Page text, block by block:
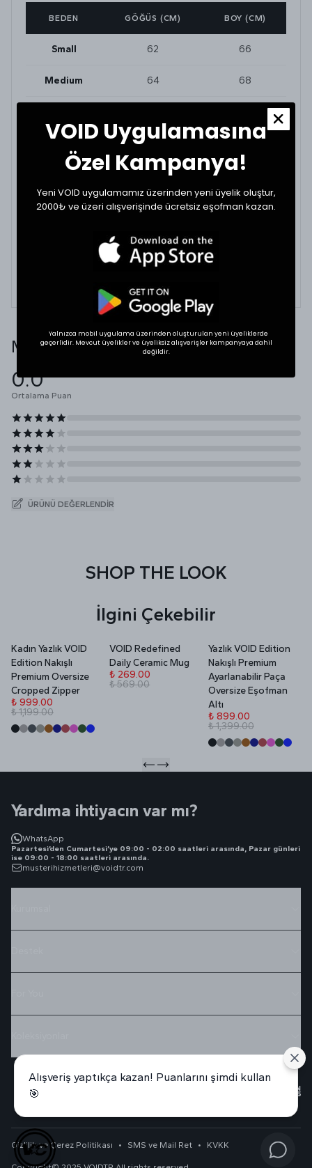
BEDEN GÖĞÜS (CM) BOY (CM)
Small 62 66
Medium 64 68
BEDEN VE UYUMLULUK
Tekstil ürünlerinde beden seçimi modellere göre
dolabınızdaki beğendiğiniz bir ürünün ölçülerini alıp
karşılaştırabilirsiniz.
* Ölçülerde +1/-1 cm farklılık olabilir.
Müşteri Yorumları
0.0
Ortalama Puan
ÜRÜNÜ DEĞERLENDIR
SHOP THE LOOK
İlgini Çekebilir
Kadın Yazlık VOID
Edition Nakışlı
Premium Oversize
Cropped Zipper
₺ 999.00
₺ 1,199.00
VOID Redefined
Daily Ceramic Mug
₺ 269.00
₺ 569.00
Yazlık VOID Edition
Nakışlı Premium
Ayarlanabilir Paça
Oversize Eşofman
Altı
₺ 899.00
₺ 1,399.00
Yardıma ihtiyacın var mı?
WhatsApp
Pazartesi’den Cumartesi’ye 09:00 - 02:00 saatleri arasında, Pazar günleri
ise 09:00 - 18:00 saatleri arasında.
musterihizmetleri@voidtr.com
Gizlilik ve Çerez Politikası • SMS ve Mail Ret • KVKK
Alışveriş yaptıkça kazan! Puanlarını şimdi kullan
🎯
VOID Uygulamasına
Özel Kampanya!
Yeni VOID uygulamamız üzerinden yeni üyelik oluştur,
2000₺ ve üzeri alışverişinde ücretsiz eşofman kazan.
Yalnızca mobil uygulama üzerinden oluşturulan yeni üyeliklerde
geçerlidir. Mevcut üyelikler ve üyeliksiz alışverişler kampanyaya dahil
değildir.